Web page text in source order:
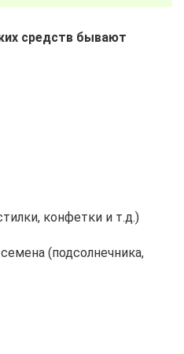
средств бывают
конфетки и т.д.)
(подсолнечника,